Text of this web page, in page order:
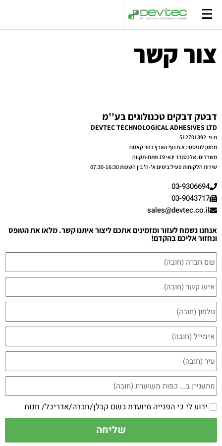
צור קשר
דבטק דבקים טכנולוגים בע''מ
DEVTEC TECHNOLOGICAL ADHESIVES LTD
ח.פ. 512701392
מחסן לוגיסטי: א.ת נוף הארץ כפר קאסם
משרדים: אלכסנדר ינאי 19 פתח-תקווה
שירות הלקוחות פעיל בימים א'-ה' בין השעות 07:30-16:30
03-9306694
03-9043717
sales@devtec.co.il
אנחנו נשמח לעזור ומזמינים אתכם ליצור איתנו קשר. מלאו את הטופס
ונחזור אליכם בהקדם!
ידוע לי כי הפנייה מיועדת בשם קבלן/חברה/אדריכל/ חנות
שליחה
סל קניות